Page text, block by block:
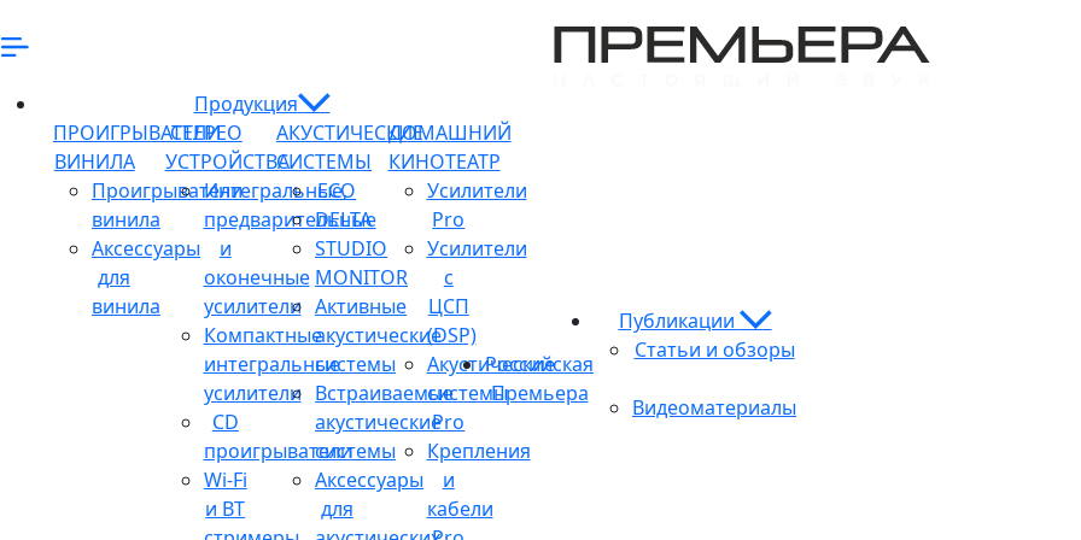
Продукция
ПРОИГРЫВАТЕЛИ
ВИНИЛА
Проигрыватели
винила
Аксессуары
для
винила
СТЕРЕО
УСТРОЙСТВА
Интегральные,
предварительные
и
оконечные
усилители
Компактные
интегральные
усилители
CD
проигрыватели
Wi-Fi
и BT
АКУСТИЧЕСКИЕ
СИСТЕМЫ
ECO
DELTA
STUDIO
MONITOR
Активные
акустические
системы
Встраиваемые
акустические
системы
Аксессуары
для
ДОМАШНИЙ
КИНОТЕАТР
Усилители
Pro
Усилители
с
ЦСП
(DSP)
Акустические
системы
Pro
Крепления
и
кабели
Российская
Премьера
Публикации
Статьи и обзоры
Видеоматериалы